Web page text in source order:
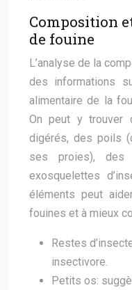
Composition
de fouine
L’analyse de la
des informations
alimentaire de la
On peut y trouver
digérés, des poils
ses proies), des
exosquelettes
éléments peut
fouines et à mieux
Restes
insectivore.
Petits os: